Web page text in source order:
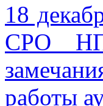
18
СРО НП
работы